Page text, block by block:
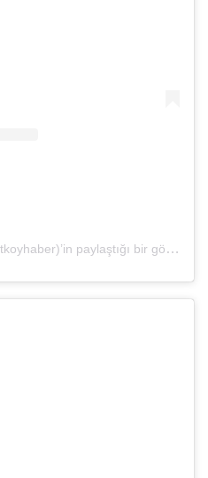
Arnavutköy Haber (@arnavutkoyhaber)’in paylaştığı bir gönderi